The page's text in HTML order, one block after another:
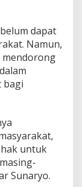
dapat
Namun,
bagi
untuk
Sunaryo.